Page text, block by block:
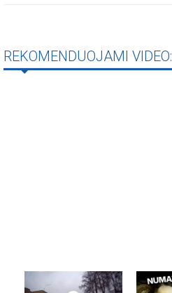
REKOMENDUOJAMI VIDEO: